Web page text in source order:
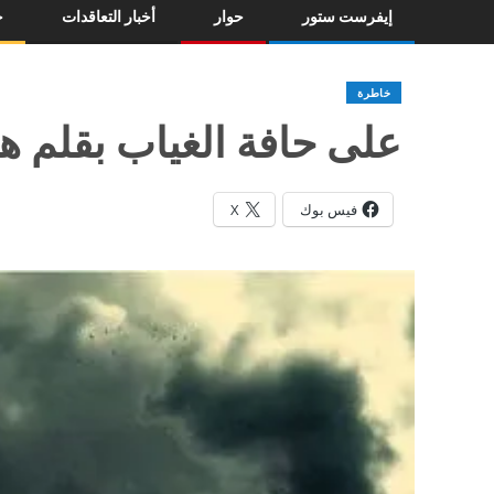
إيفرست ستور حوار أخبار التعاقدات
خاطرة
على حافة الغياب بقلم
فيس بوك X